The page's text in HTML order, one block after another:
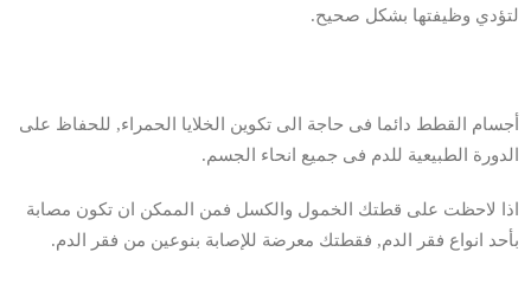
لتؤدي وظيفتها بشكل صحيح.
أجسام القطط دائما فى حاجة الى تكوين الخلايا الحمراء, للحفاظ على
الدورة الطبيعية للدم فى جميع انحاء الجسم.
اذا لاحظت على قطتك الخمول والكسل فمن الممكن ان تكون مصابة
بأحد انواع فقر الدم, فقطتك معرضة للإصابة بنوعين من فقر الدم.